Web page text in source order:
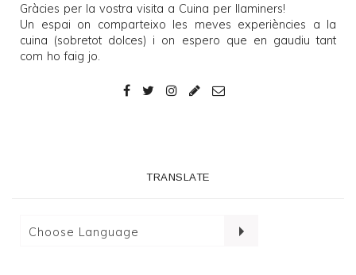
Gràcies per la vostra visita a Cuina per llaminers!
Un espai on comparteixo les meves experiències a la
cuina (sobretot dolces) i on espero que en gaudiu tant
com ho faig jo.
TRANSLATE